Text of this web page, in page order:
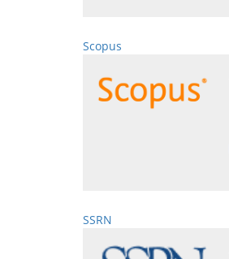
Scopus
SSRN